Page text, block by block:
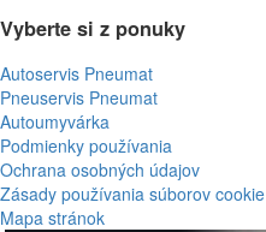
Vyberte si z ponuky
Autoservis Pneumat
Pneuservis Pneumat
Autoumyvárka
Podmienky používania
Ochrana osobných údajov
Zásady používania súborov cookie
Mapa stránok